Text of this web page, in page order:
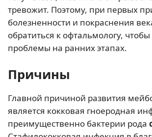
тревожит. Поэтому, при первых
болезненности и покраснения
обратиться к офтальмологу,
проблемы на ранних этапах.
Причины
Главной причиной развития
является кокковая гноеродная
преимущественно бактерии рода